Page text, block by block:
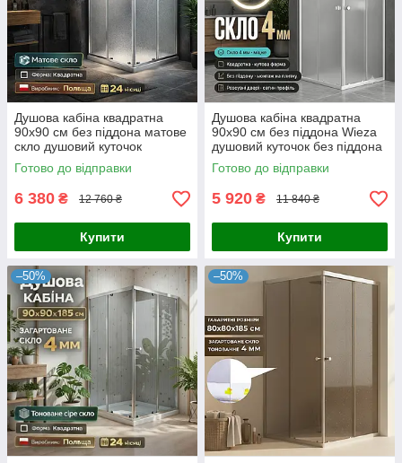
Душова кабіна квадратна
90x90 см без піддона матове
скло душовий куточок
Готово до відправки
6 380 ₴ 12 760 ₴
Купити
Душова кабіна квадратна
90x90 см без піддона Wieza
душовий куточок без піддона
90 на 90
Готово до відправки
5 920 ₴ 11 840 ₴
Купити
–50% –50%